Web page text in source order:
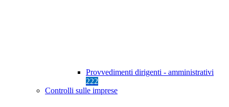
Provvedimenti dirigenti - amministrativi
222
Controlli sulle imprese